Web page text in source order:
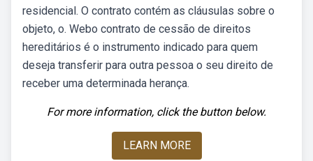
residencial. O contrato contém as cláusulas sobre o
objeto, o. Webo contrato de cessão de direitos
hereditários é o instrumento indicado para quem
deseja transferir para outra pessoa o seu direito de
receber uma determinada herança.
For more information, click the button below.
LEARN MORE